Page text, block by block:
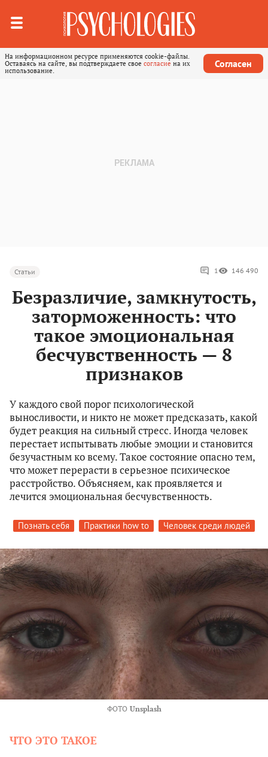
На информационном ресурсе применяются cookie-файлы.
Оставаясь на сайте, вы подтверждаете свое согласие на их
использование.
Согласен
Статьи 1 146 490
Безразличие, замкнутость,
заторможенность: что
такое эмоциональная
бесчувственность — 8
признаков
У каждого свой порог психологической
выносливости, и никто не может предсказать, какой
будет реакция на сильный стресс. Иногда человек
перестает испытывать любые эмоции и становится
безучастным ко всему. Такое состояние опасно тем,
что может перерасти в серьезное психическое
расстройство. Объясняем, как проявляется и
лечится эмоциональная бесчувственность.
Познать себя Практики how to Человек среди людей
ФОТО Unsplash
ЧТО ЭТО ТАКОЕ